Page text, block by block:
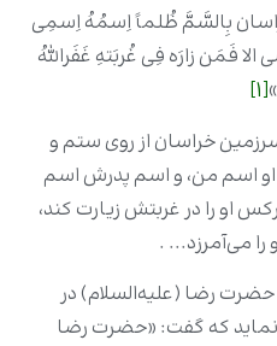
بِالسَّمَّ ظُلماً اِسمُهُ اِسمِی
فَمَن زارَه فِی غُربَتهِ غَفَراللهُ
[1]
خراسان از روی ستم و
اسم من، و اسم پدرش اسم
او را در غربتش زیارت کند،
را می‌آمرزد... .
رضا (علیه‌السلام) در
که گفت: «حضرت رضا